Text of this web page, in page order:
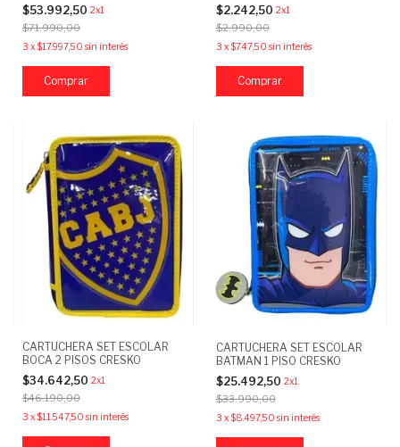
$53.992,50 2x1
$71.990,00
3 x$17.997,50 sin interés
$2.242,50 2x1
$2.990,00
3 x$747,50 sin interés
CARTUCHERA SET ESCOLAR
BOCA 2 PISOS CRESKO
$34.642,50 2x1
$46.190,00
3 x$11.547,50 sin interés
CARTUCHERA SET ESCOLAR
BATMAN 1 PISO CRESKO
$25.492,50 2x1
$33.990,00
3 x$8.497,50 sin interés